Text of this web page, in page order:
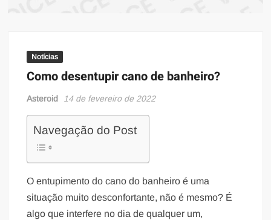
Notícias
Como desentupir cano de banheiro?
Asteroid 14 de fevereiro de 2022
Navegação do Post
O entupimento do cano do banheiro é uma
situação muito desconfortante, não é mesmo? É
algo que interfere no dia de qualquer um,